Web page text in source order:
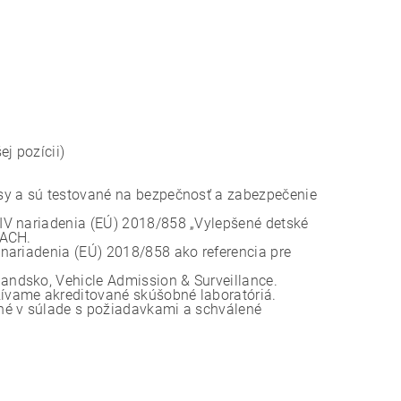
pozícii)
a sú testované na bezpečnosť a zabezpečenie
nariadenia (EÚ) 2018/858 „Vylepšené detské
(EÚ) 2018/858 ako referencia pre
Vehicle Admission & Surveillance.
akreditované skúšobné laboratóriá.
v súlade s požiadavkami a schválené